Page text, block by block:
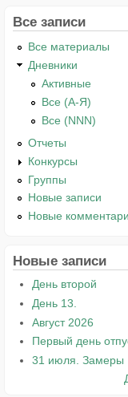
Все записи
Все материалы
Дневники
Активные
Все (А-Я)
Все (NNN)
Отчеты
Конкурсы
Группы
Новые записи
Новые
Новые записи
День второй
День 13.
Август 2026
Первый день
31 июля. Замеры